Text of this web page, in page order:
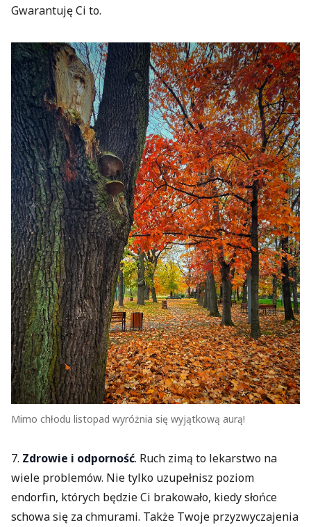
Gwarantuję Ci to.
Mimo chłodu listopad wyróżnia się wyjątkową aurą!
7. Zdrowie i odporność. Ruch zimą to lekarstwo na
wiele problemów. Nie tylko uzupełnisz poziom
endorfin, których będzie Ci brakowało, kiedy słońce
schowa się za chmurami. Także Twoje przyzwyczajenia